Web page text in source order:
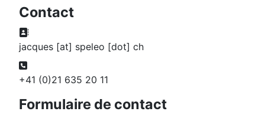
Contact
Adresse:
jacques [at] speleo [dot] ch
Téléphone:
+41 (0)21 635 20 11
Formulaire de contact